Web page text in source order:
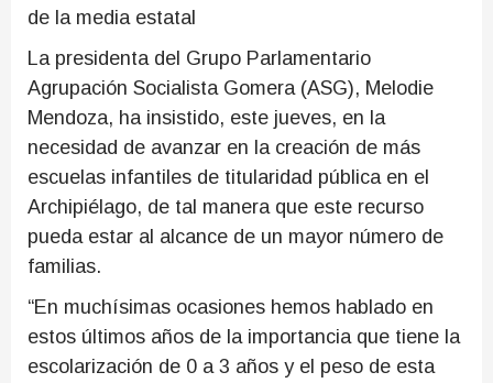
de la media estatal
La presidenta del Grupo Parlamentario
Agrupación Socialista Gomera (ASG), Melodie
Mendoza, ha insistido, este jueves, en la
necesidad de avanzar en la creación de más
escuelas infantiles de titularidad pública en el
Archipiélago, de tal manera que este recurso
pueda estar al alcance de un mayor número de
familias.
“En muchísimas ocasiones hemos hablado en
estos últimos años de la importancia que tiene la
escolarización de 0 a 3 años y el peso de esta